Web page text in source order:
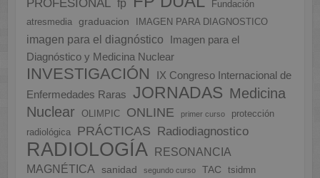
PROFESIONAL fp
Fundación
atresmedia
graduacion IMAGEN PARA DIAGNOSTICO
imagen para el diagnóstico
Imagen para el
Diagnóstico y Medicina Nuclear
INVESTIGACIÓN
IX Congreso Internacional de
Enfermedades Raras
JORNADAS Medicina
Nuclear
OLIMPIC ONLINE primer curso
protección
radiológica
PRÁCTICAS Radiodiagnostico
RADIOLOGÍA
RESONANCIA
MAGNÉTICA
sanidad segundo curso TAC tsidmn